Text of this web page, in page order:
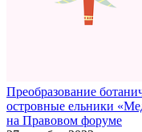
Преобразование
островные ельники
на Правовом форуме